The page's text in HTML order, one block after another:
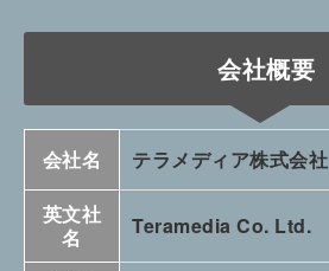
会社概要
会社名
テラメディア株式会社
英文社
名
Teramedia Co. Ltd.